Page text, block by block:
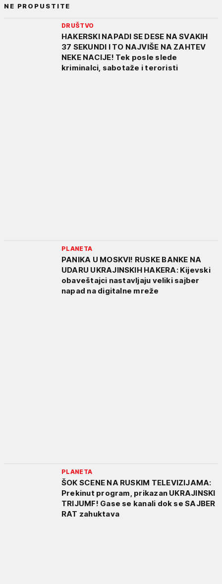
NE PROPUSTITE
DRUŠTVO
HAKERSKI NAPADI SE DESE NA SVAKIH
37 SEKUNDI I TO NAJVIŠE NA ZAHTEV
NEKE NACIJE! Tek posle slede
kriminalci, sabotaže i teroristi
PLANETA
PANIKA U MOSKVI! RUSKE BANKE NA
UDARU UKRAJINSKIH HAKERA: Kijevski
obaveštajci nastavljaju veliki sajber
napad na digitalne mreže
PLANETA
ŠOK SCENE NA RUSKIM TELEVIZIJAMA:
Prekinut program, prikazan UKRAJINSKI
TRIJUMF! Gase se kanali dok se SAJBER
RAT zahuktava